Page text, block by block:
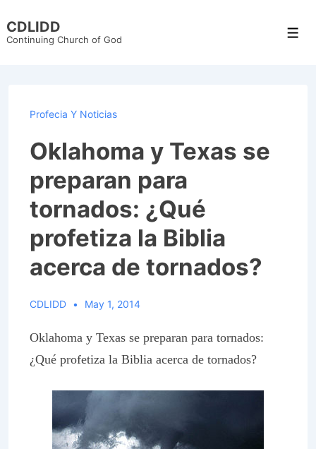
Skip
CDLIDD
Continuing Church of God
Profecia Y Noticias
Oklahoma y Texas se
preparan para
tornados: ¿Qué
profetiza la Biblia
acerca de tornados?
CDLIDD May 1, 2014
Oklahoma y Texas se preparan para tornados:
¿Qué profetiza la Biblia acerca de tornados?